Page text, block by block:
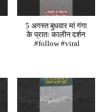
5 अगस्त बुधवार मां गंगा
के प्रातः कालीन दर्शन
.#follow #viral